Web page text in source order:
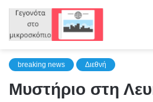
breaking news Διεθνή
Μυστήριο στη